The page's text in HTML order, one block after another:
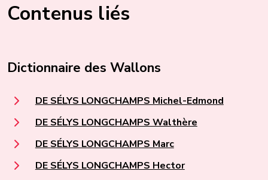
Contenus liés
Dictionnaire des Wallons
DE SÉLYS LONGCHAMPS Michel-Edmond
DE SÉLYS LONGCHAMPS Walthère
DE SÉLYS LONGCHAMPS Marc
DE SÉLYS LONGCHAMPS Hector